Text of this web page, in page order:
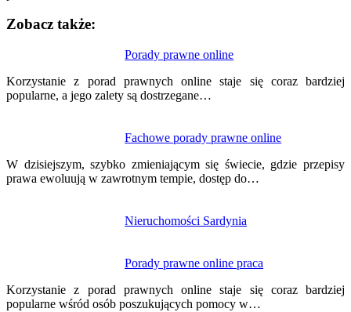
Zobacz także:
Porady prawne online
Korzystanie z porad prawnych online staje się coraz bardziej
popularne, a jego zalety są dostrzegane…
Fachowe porady prawne online
W dzisiejszym, szybko zmieniającym się świecie, gdzie przepisy
prawa ewoluują w zawrotnym tempie, dostęp do…
Nieruchomości Sardynia
Porady prawne online praca
Korzystanie z porad prawnych online staje się coraz bardziej
popularne wśród osób poszukujących pomocy w…
wpisu